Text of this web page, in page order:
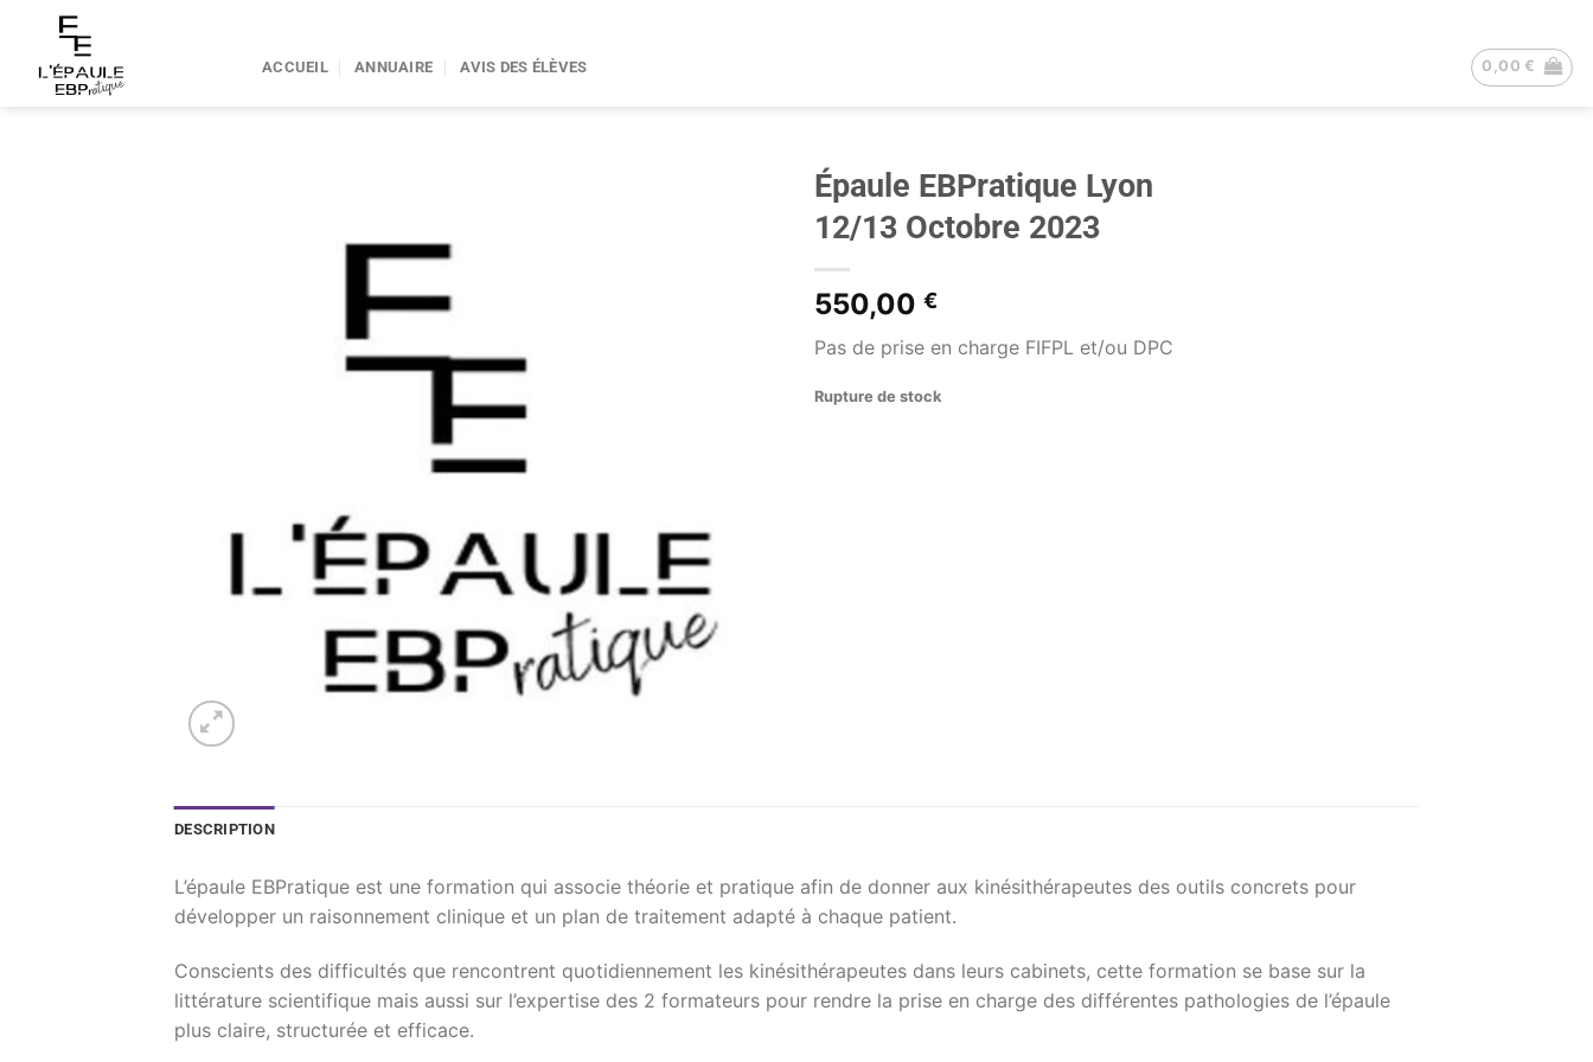
contenu
ACCUEIL ANNUAIRE AVIS DES ÉLÈVES 0,00€
Épaule EBPratique Lyon
12/13 Octobre 2023
550,00 €
Pas de prise en charge FIFPL et/ou DPC
Rupture de stock
DESCRIPTION
L’épaule EBPratique est une formation qui associe théorie et pratique afin de donner aux kinésithérapeutes des outils concrets pour
développer un raisonnement clinique et un plan de traitement adapté à chaque patient.
Conscients des difficultés que rencontrent quotidiennement les kinésithérapeutes dans leurs cabinets, cette formation se base sur la
littérature scientifique mais aussi sur l’expertise des 2 formateurs pour rendre la prise en charge des différentes pathologies de l’épaule
plus claire, structurée et efficace.